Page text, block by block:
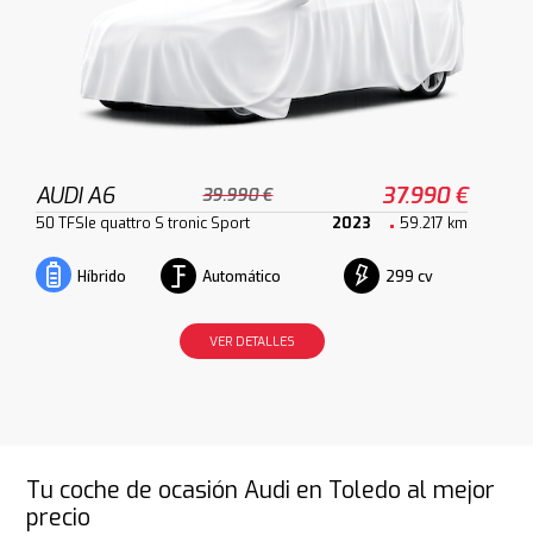
AUDI A6 39.990 € 37.990 €
50 TFSIe quattro S tronic Sport 2023 59.217 km
Híbrido Automático 299 cv
VER DETALLES
Tu coche de ocasión Audi en Toledo al mejor
precio